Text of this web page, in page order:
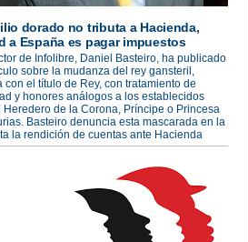
dorado no tributa a Hacienda,
a España es pagar impuestos
de Infolibre, Daniel Basteiro, ha publicado
sobre la mudanza del rey gansteril,
con el título de Rey, con tratamiento de
y honores análogos a los establecidos
Heredero de la Corona, Príncipe o Princesa
Basteiro denuncia esta mascarada en la
la rendición de cuentas ante Hacienda